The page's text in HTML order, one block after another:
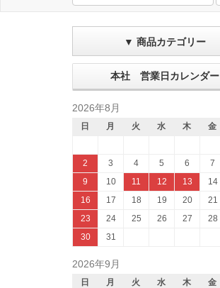
▼ 商品カテゴリー
本社 営業日カレンダー
2026年8月
日 月 火 水 木 金
2
3 4 5 6 7
9
10 11 12 13 14
16
17 18 19 20 21
23
24 25 26 27 28
30
31
2026年9月
日 月 火 水 木 金